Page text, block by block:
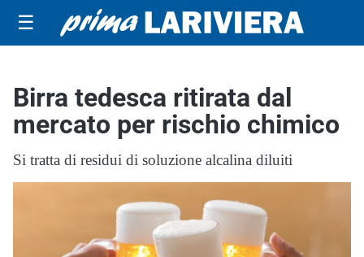
☰
Birra tedesca ritirata dal
mercato per rischio chimico
Si tratta di residui di soluzione alcalina diluiti